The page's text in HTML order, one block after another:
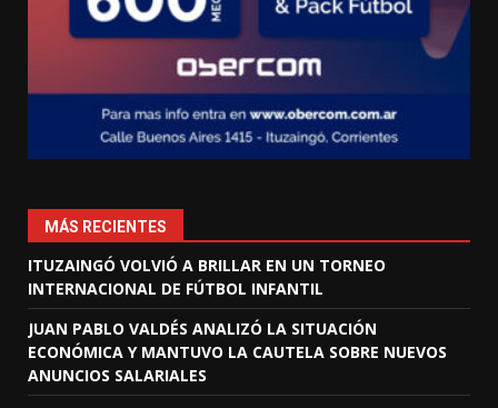
MÁS RECIENTES
ITUZAINGÓ VOLVIÓ A BRILLAR EN UN TORNEO
INTERNACIONAL DE FÚTBOL INFANTIL
JUAN PABLO VALDÉS ANALIZÓ LA SITUACIÓN
ECONÓMICA Y MANTUVO LA CAUTELA SOBRE NUEVOS
ANUNCIOS SALARIALES